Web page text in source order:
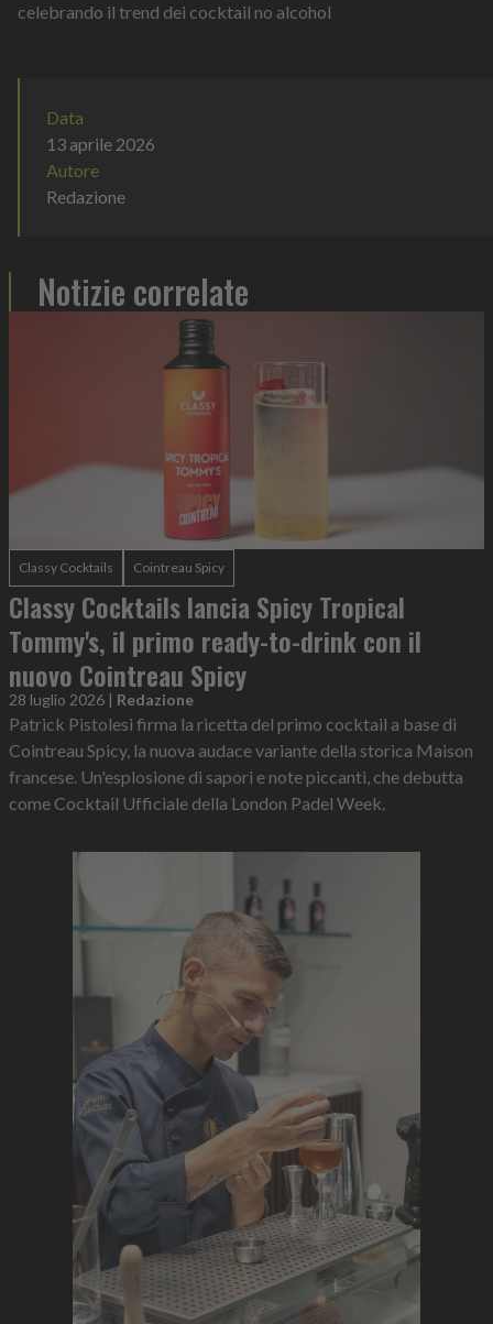
celebrando il trend dei cocktail no alcohol
Data
13 aprile 2026
Autore
Redazione
Notizie correlate
Classy Cocktails Cointreau Spicy
Classy Cocktails lancia Spicy Tropical
Tommy's, il primo ready-to-drink con il
nuovo Cointreau Spicy
28 luglio 2026 | Redazione
Patrick Pistolesi firma la ricetta del primo cocktail a base di
Cointreau Spicy, la nuova audace variante della storica Maison
francese. Un'esplosione di sapori e note piccanti, che debutta
come Cocktail Ufficiale della London Padel Week.